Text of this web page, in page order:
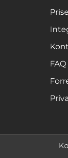
FAQ